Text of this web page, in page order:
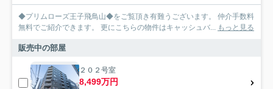
◆プリムローズ王子飛鳥山◆をご覧頂き有難うございます。 仲介手数料
無料でご紹介できます。 更にこちらの物件はキャッシュバ... もっと見る
販売中の部屋
２０２号室
8,499万円